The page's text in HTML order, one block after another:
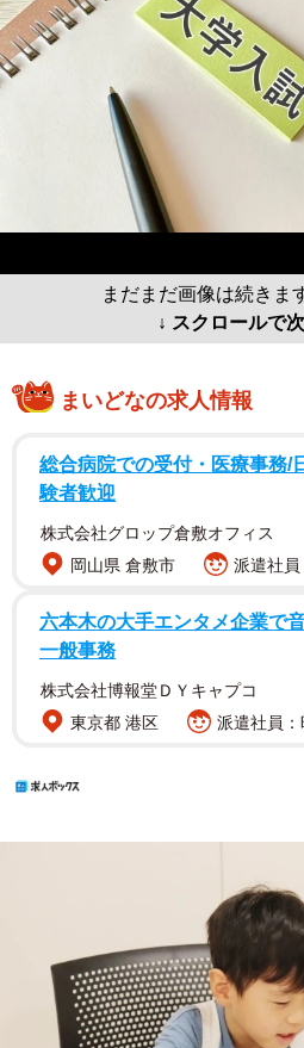
まだまだ画像は続きま
↓ スクロールで
まいどなの求人情報
総合病院での受付・医療事務/
験者歓迎
株式会社グロップ倉敷オフィス
岡山県 倉敷市
派遣社
六本木の大手エンタメ企業で
一般事務
株式会社博報堂ＤＹキャプコ
東京都 港区
派遣社員